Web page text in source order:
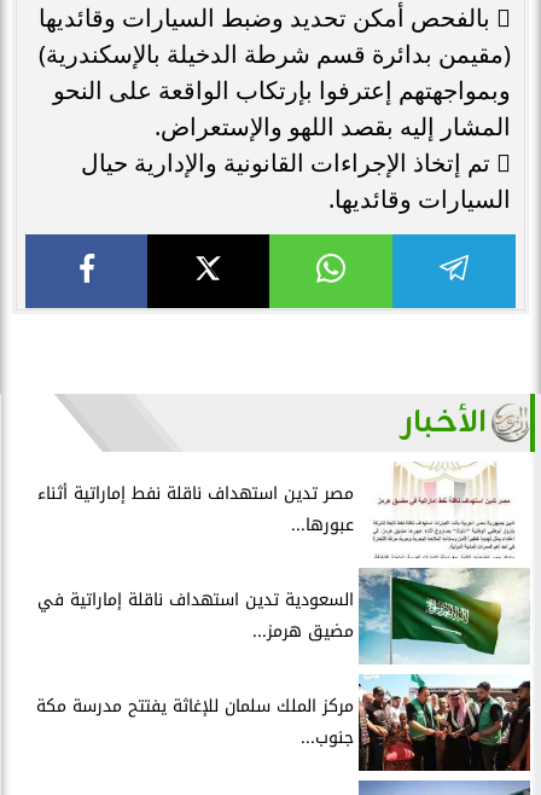
 بالفحص أمكن تحديد وضبط السيارات وقائديها
(مقيمن بدائرة قسم شرطة الدخيلة بالإسكندرية)
وبمواجهتهم إعترفوا بإرتكاب الواقعة على النحو
المشار إليه بقصد اللهو والإستعراض.
 تم إتخاذ الإجراءات القانونية والإدارية حيال
السيارات وقائديها.
الأخبار
مصر تدين استهداف ناقلة نفط إماراتية أثناء
عبورها...
السعودية تدين استهداف ناقلة إماراتية في
مضيق هرمز...
مركز الملك سلمان للإغاثة يفتتح مدرسة مكة
جنوب...